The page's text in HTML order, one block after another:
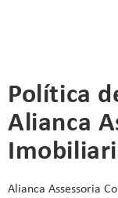
Política
Alianca
Alianca Assessoria